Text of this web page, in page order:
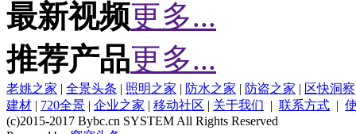
最新视频更多...
推荐产品更多...
老姚之家 | 全景头条 | 照明之家 | 防水之家 | 防盗之家 | 区快洞察
建材 | 720全景 | 企业之家 | 移动社区 | 关于我们 | 联系方式 |
(c)2015-2017 Bybc.cn SYSTEM All Rights Reserved